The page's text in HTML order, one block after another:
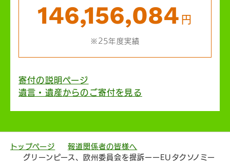
146,156,084 円
※25年度実績
寄付の説明ページ
遺言・遺産からのご寄付を見る
トップページ
報道関係者の皆様へ
グリーンピース、欧州委員会を提訴ーーEUタクソノミー